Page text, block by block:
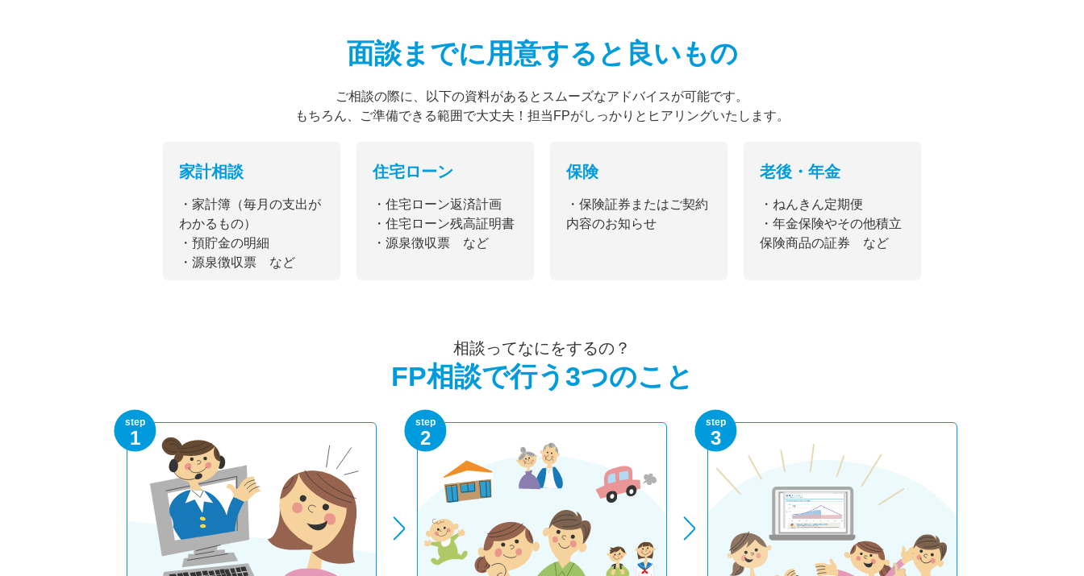
面談までに用意すると 良いもの
ご相談の際に、以下の資料があるとスムーズなアドバイスが可能です。
もちろん、ご準備できる範囲で大丈夫！担当FPがしっかりとヒアリングいたします。
家計相談
・家計簿（毎月の支出が
わかるもの）
・預貯金の明細
・源泉徴収票 など
住宅ローン
・住宅ローン返済計画
・住宅ローン残高証明書
・源泉徴収票 など
保険
・保険証券またはご契約
内容のお知らせ
老後・年金
・ねんきん定期便
・年金保険やその他積立
保険商品の証券 など
相談ってなにをするの？
FP相談で行う3つのこと
step
1
step
2
step
3